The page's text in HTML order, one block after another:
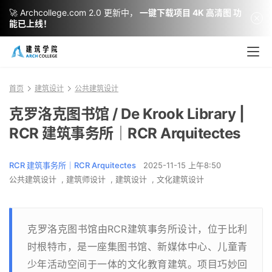
首页 建筑设计 公共建筑设计
克罗洛克图书馆 / De Krook Library |
RCR 建筑事务所｜RCR Arquitectes
RCR 建筑事务所｜RCR Arquitectes
2025-11-15 上午8:50
公共建筑设计 , 建筑师设计 , 建筑设计 , 文化建筑设计
克罗洛克图书馆由RCR建筑事务所设计，位于比利
时根特市，是一座集图书馆、新媒体中心、儿童青
少年活动空间于一体的文化教育建筑。项目巧妙回
🚀 Archcollege.com 2.0 更新中，
一键下载项目 4K 高清图 功
能已上线！